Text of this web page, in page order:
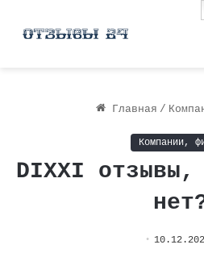
Главная /
Компании,
DIXXI отзывы,